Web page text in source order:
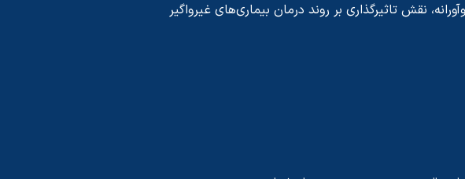
نقش تاثیرگذاری بر روند درمان بیماری‌های غیرواگیر